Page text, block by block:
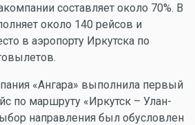
составляет около 70%. В
около 140 рейсов и
в аэропорту Иркутска по
«Ангара» выполнила первый
по маршруту «Иркутск – Улан-
направления был обусловлен